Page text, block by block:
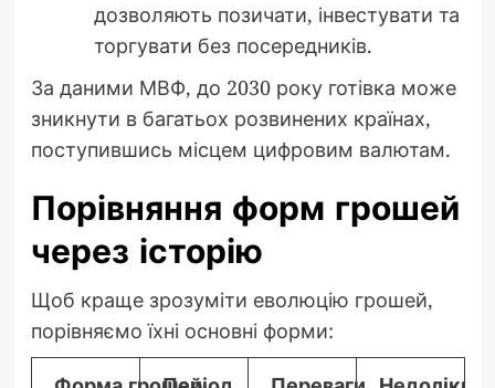
дозволяють позичати, інвестувати та
торгувати без посередників.
За даними МВФ, до 2030 року готівка може
зникнути в багатьох розвинених країнах,
поступившись місцем цифровим валютам.
Порівняння форм грошей
через історію
Щоб краще зрозуміти еволюцію грошей,
порівняємо їхні основні форми: